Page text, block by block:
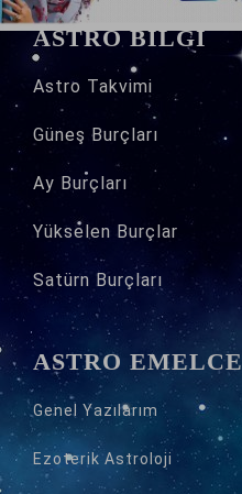
ASTRO BİLGİ
Astro Takvimi
Güneş Burçları
Ay Burçları
Yükselen Burçlar
Satürn Burçları
ASTRO EMELCE
Genel Yazılarım
Ezoterik Astroloji